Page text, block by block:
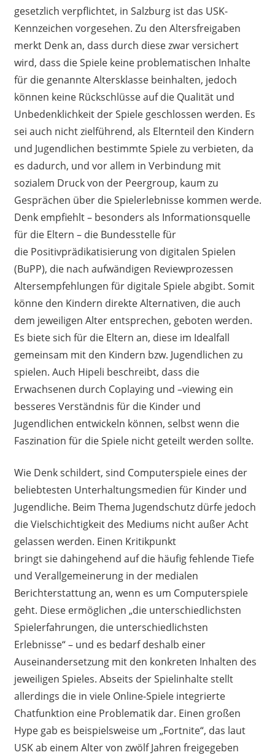
gesetzlich verpflichtet, in Salzburg ist das USK-
Kennzeichen vorgesehen. Zu den Altersfreigaben
merkt Denk an, dass durch diese zwar versichert
wird, dass die Spiele keine problematischen Inhalte
für die genannte Altersklasse beinhalten, jedoch
können keine Rückschlüsse auf die Qualität und
Unbedenklichkeit der Spiele geschlossen werden. Es
sei auch nicht zielführend, als Elternteil den Kindern
und Jugendlichen bestimmte Spiele zu verbieten, da
es dadurch, und vor allem in Verbindung mit
sozialem Druck von der Peergroup, kaum zu
Gesprächen über die Spielerlebnisse kommen werde.
Denk empfiehlt – besonders als Informationsquelle
für die Eltern – die Bundesstelle für
die Positivprädikatisierung von digitalen Spielen
(BuPP), die nach aufwändigen Reviewprozessen
Altersempfehlungen für digitale Spiele abgibt. Somit
könne den Kindern direkte Alternativen, die auch
dem jeweiligen Alter entsprechen, geboten werden.
Es biete sich für die Eltern an, diese im Idealfall
gemeinsam mit den Kindern bzw. Jugendlichen zu
spielen. Auch Hipeli beschreibt, dass die
Erwachsenen durch Coplaying und –viewing ein
besseres Verständnis für die Kinder und
Jugendlichen entwickeln können, selbst wenn die
Faszination für die Spiele nicht geteilt werden sollte.
Wie Denk schildert, sind Computerspiele eines der
beliebtesten Unterhaltungsmedien für Kinder und
Jugendliche. Beim Thema Jugendschutz dürfe jedoch
die Vielschichtigkeit des Mediums nicht außer Acht
gelassen werden. Einen Kritikpunkt
bringtsie dahingehend auf die häufigfehlende Tiefe
und Verallgemeinerung in der medialen
Berichterstattung an, wenn es um Computerspiele
geht. Diese ermöglichen „die unterschiedlichsten
Spielerfahrungen, die unterschiedlichsten
Erlebnisse“ – und es bedarf deshalb einer
Auseinandersetzung mit den konkreten Inhalten des
jeweiligen Spieles. Abseits der Spielinhalte stellt
allerdings die in viele Online-Spiele integrierte
Chatfunktion eine Problematik dar. Einen großen
Hype gab es beispielsweise um „Fortnite“, das laut
USK ab einem Alter von zwölf Jahren freigegeben